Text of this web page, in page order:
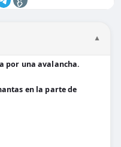
▼
por una avalancha.
en la parte de